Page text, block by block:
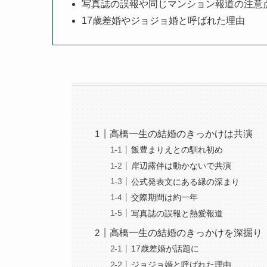
写真誌の誤報や同じマンション報道の注意
17歳差婚やジョジョ婚と呼ばれた理由
高橋一生の結婚のきっかけは共演
飯豊まりえとの馴れ初め
岸辺露伴は動かないで共演
公式発表文にある縁の深まり
交際期間は約一年
写真誌の誤報と熱愛報道
高橋一生の結婚のきっかけを深掘り
17歳差婚が話題に
ジョジョ婚と呼ばれた理由